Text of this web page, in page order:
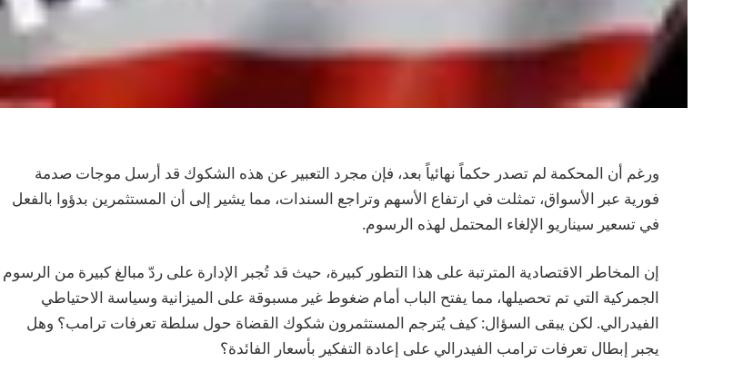
ورغم أن المحكمة لم تصدر حكماً نهائياً بعد، فإن مجرد التعبير عن هذه الشكوك قد أرسل موجات صدمة
فورية عبر الأسواق، تمثلت في ارتفاع الأسهم وتراجع السندات، مما يشير إلى أن المستثمرين بدؤوا بالفعل
في تسعير سيناريو الإلغاء المحتمل لهذه الرسوم.
إن المخاطر الاقتصادية المترتبة على هذا التطور كبيرة، حيث قد تُجبر الإدارة على ردّ مبالغ كبيرة من الرسوم
الجمركية التي تم تحصيلها، مما يفتح الباب أمام ضغوط غير مسبوقة على الميزانية وسياسة الاحتياطي
الفيدرالي. لكن يبقى السؤال: كيف يُترجم المستثمرون شكوك القضاة حول سلطة تعرفات ترامب؟ وهل
يجبر إبطال تعرفات ترامب الفيدرالي على إعادة التفكير بأسعار الفائدة؟